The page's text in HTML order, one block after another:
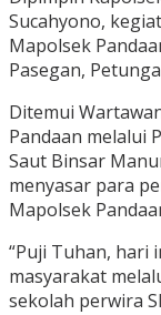
Sucahyono,
Mapolsek
Pasegan,
Ditemui
Pandaan melalui
Saut Binsar
menyasar para
Mapolsek
“Puji Tuhan, hari
masyarakat
sekolah perwira